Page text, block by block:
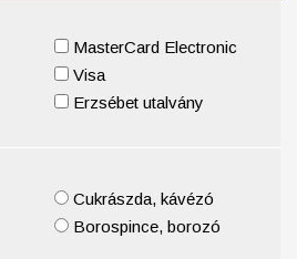
MasterCard Electronic
Visa
Erzsébet utalvány
Cukrászda, kávézó
Borospince, borozó